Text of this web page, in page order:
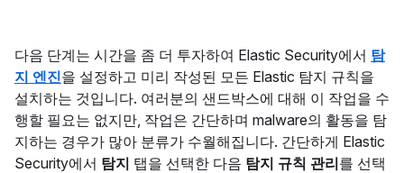
다음 단계는 시간을 좀 더 투자하여 Elastic Security에서 탐
지 엔진을 설정하고 미리 작성된 모든 Elastic 탐지 규칙을
설치하는 것입니다. 여러분의 샌드박스에 대해 이 작업을 수
행할 필요는 없지만, 작업은 간단하며 malware의 활동을 탐
지하는 경우가 많아 분류가 수월해집니다. 간단하게 Elastic
Security에서 탐지 탭을 선택한 다음 탐지 규칙 관리를 선택